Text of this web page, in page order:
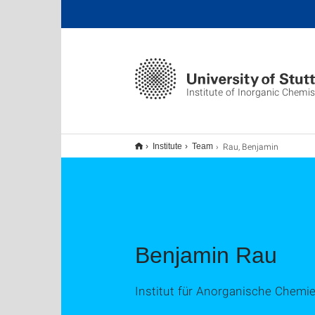
Institute of Inorganic
Institute Team Rau, Benjamin
Benjamin Rau
Institut für Anorganische Chemie